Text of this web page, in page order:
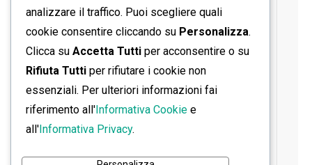
analizzare il traffico. Puoi scegliere quali
cookie consentire cliccando su Personalizza.
Clicca su Accetta Tutti per acconsentire o su
Rifiuta Tutti per rifiutare i cookie non
essenziali. Per ulteriori informazioni fai
riferimento all'Informativa Cookie e
all'Informativa Privacy.